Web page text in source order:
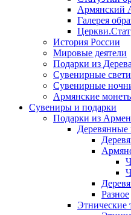
Армянский
Галерея
История России
Мировые деятели
Подарки из Дерева
Сувенирные
Сувенирные
Армянские
Сувениры и подарки
Подарки из
Деревянные
Разное
Этнические